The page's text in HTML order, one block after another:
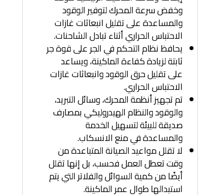
وخفض سرعة المحرك لتوفير الوقود
والمساعدة على تقليل انبعاثات غازات
الاحتباس الحراري أثناء تبادل الشاحنات.
يحافظ نظام التحكم في الجر على قوة جر
ثابتة لزيادة كفاءة الماكينة، ويساعد
على تقليل حرق الوقود وانبعاثات غازات
الاحتباس الحراري.
تم تجهيز أنظمة المحرك، وسائل التبريد،
والوقود والنظام الهيدروليكي بمصارف
صديقة للبيئة لتسهيل الخدمة
والمساعدة في منع الانسكاب.
لا تقلل مواعيد الصيانة المتباعدة من
وقت تعطل العمل فحسب، بل إنها تقلل
أيضًا من كمية السوائل والفلاتر التي يتم
استبدالها طوال عمر الماكينة.